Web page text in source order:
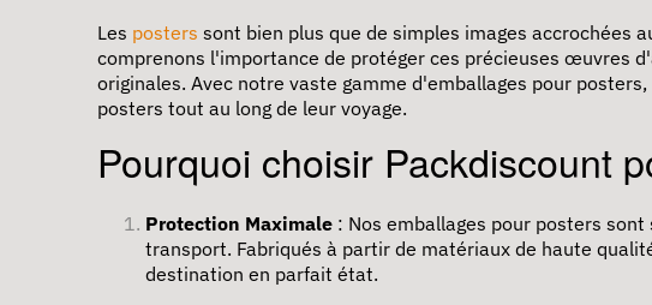
Les posters sont bien plus que de simples images accrochées
comprenons l'importance de protéger ces précieuses œuvres
originales. Avec notre vaste gamme d'emballages pour
posters tout au long de leur voyage.
Pourquoi choisir Packdiscount
Protection Maximale : Nos emballages pour posters
transport. Fabriqués à partir de matériaux de haute
destination en parfait état.